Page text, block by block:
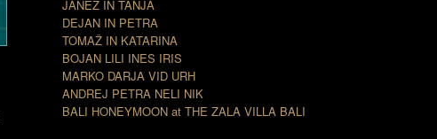
JANEZ IN TANJA
DEJAN IN PETRA
TOMAŽ IN KATARINA
BOJAN LILI INES IRIS
MARKO DARJA VID URH
ANDREJ PETRA NELI NIK
BALI HONEYMOON at THE ZALA VILLA BALI